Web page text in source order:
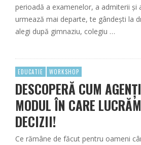
perioadă a examenelor, a admiterii și
urmează mai departe, te gândești la
alegi după gimnaziu, colegiu …
EDUCATIE WORKSHOP
DESCOPERĂ CUM
MODUL ÎN CARE
DECIZII!
Ce rămâne de făcut pentru oameni